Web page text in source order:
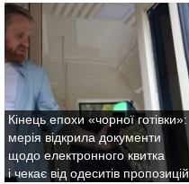
Кінець епохи «чорної готівки»:
мерія відкрила документи
щодо електронного квитка
і чекає від одеситів пропозицій